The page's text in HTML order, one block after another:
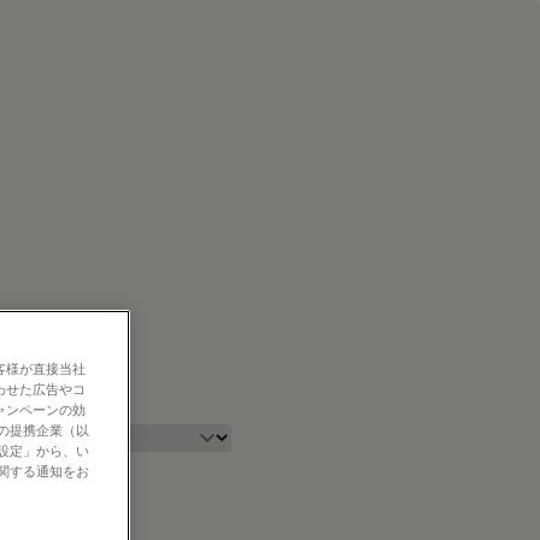
様が直接当社
た広告やコ
ンペーンの効
提携企業（以
定」から、い
する通知をお